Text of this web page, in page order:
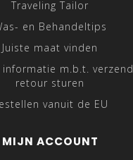
Traveling Tailor
en Behandeltips
Juiste maat vinden
informatie m.b.t.
retour sturen
vanuit de EU
MIJN ACCOUNT